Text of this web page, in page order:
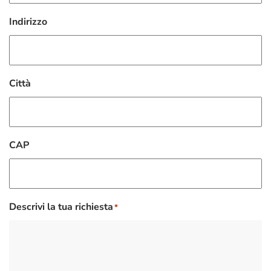
Indirizzo
Città
CAP
Descrivi la tua richiesta*